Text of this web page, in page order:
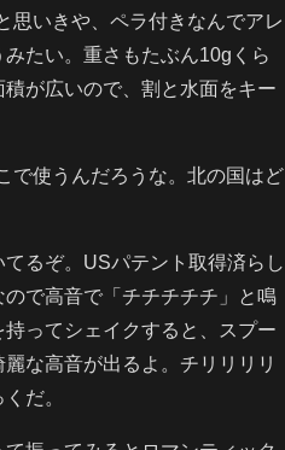
思いきや、ペラ付きなんでアレ
たい。重さもたぶん10gくら
が広いので、割と水面をキー
で使うんだろうな。北の国はど
るぞ。USパテント取得済らし
で高音で「チチチチチ」と鳴
ってシェイクすると、スプー
な高音が出るよ。チリリリリ
だ。